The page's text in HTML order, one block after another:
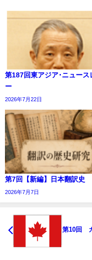
第187回東アジア･ニュース
ー
2026年7月22日
第7回【新編】日本翻訳史
2026年7月7日
第10回